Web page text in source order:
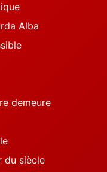
Alba
demeure
du siècle